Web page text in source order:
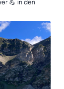
💪 in den